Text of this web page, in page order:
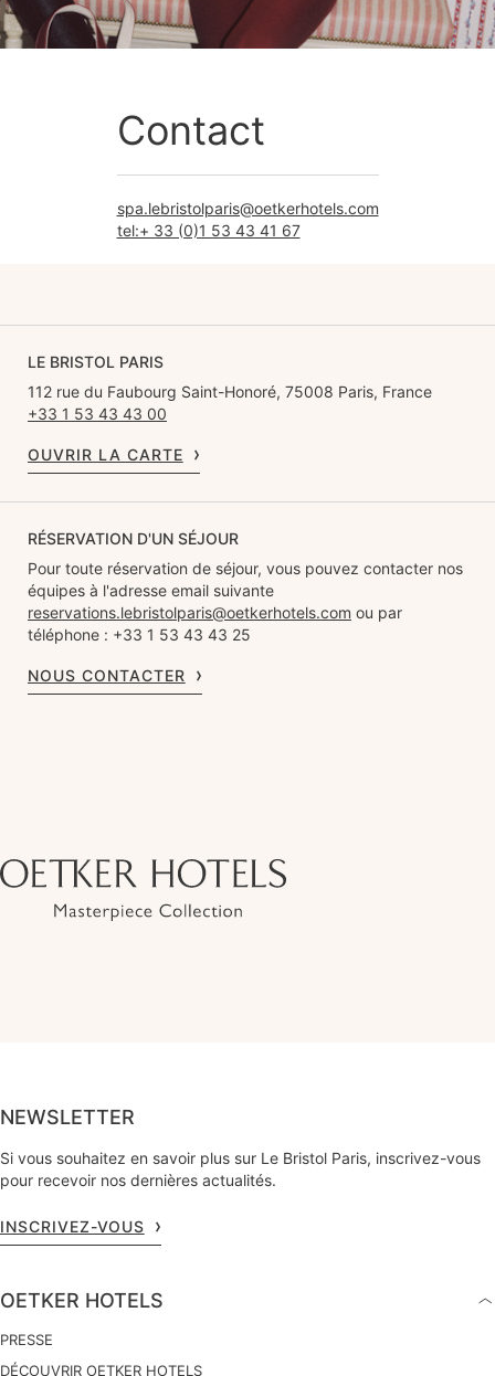
Contact
spa.lebristolparis@oetkerhotels.com
tel:+ 33 (0)1 53 43 41 67
LE BRISTOL PARIS
112 rue du Faubourg Saint-Honoré, 75008 Paris, France
+33 1 53 43 43 00
OUVRIR LA CARTE
RÉSERVATION D'UN SÉJOUR
Pour toute réservation de séjour, vous pouvez contacter nos
équipes à l'adresse email suivante
reservations.lebristolparis@oetkerhotels.com ou par
téléphone : +33 1 53 43 43 25
NOUS CONTACTER
NEWSLETTER
Si vous souhaitez en savoir plus sur Le Bristol Paris, inscrivez-vous
pour recevoir nos dernières actualités.
INSCRIVEZ-VOUS
OETKER HOTELS
PRESSE
DÉCOUVRIR OETKER HOTELS